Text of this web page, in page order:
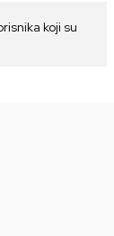
koji su